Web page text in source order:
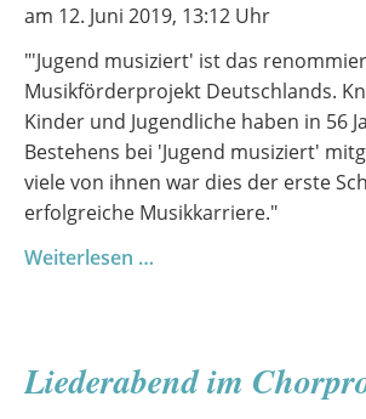
am 12. Juni 2019, 13:12 Uhr
"'Jugend musiziert' ist das
Musikförderprojekt Deutschlands.
Kinder und Jugendliche haben in 56
Bestehens bei 'Jugend musiziert'
viele von ihnen war dies der erste
erfolgreiche Musikkarriere."
Weiterlesen …
musiziert“
Liederabend im